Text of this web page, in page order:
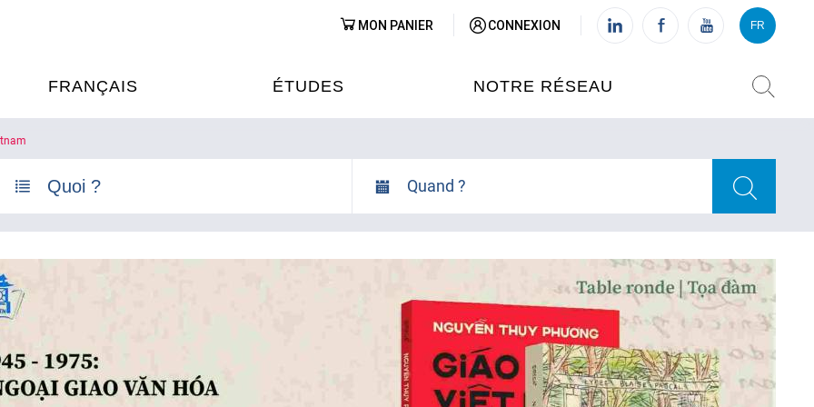
FRANÇAIS
DE FRANÇAIS
LINGUISTIQUES
LINGUISTIQUE
ÉDUCATIVE
ÉTUDES NOTRE RÉSEAU
VIETNAM (IFV)
L'IFV À DANANG
L'IFV À HCMV
MON PANIER CONNEXION FR
VI FR
Quand ?